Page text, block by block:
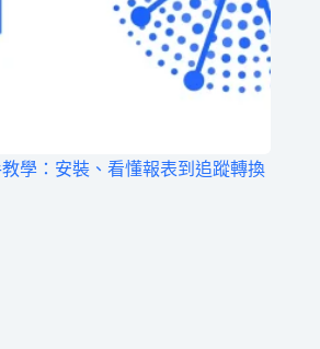
教學：安裝、看懂報表到追蹤轉換